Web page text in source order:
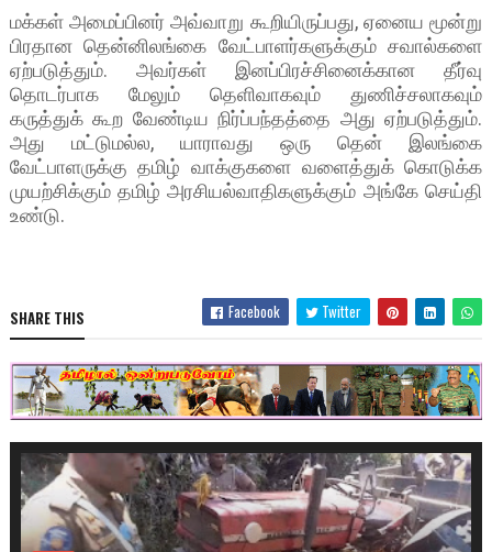
மக்கள் அமைப்பினர் அவ்வாறு கூறியிருப்பது, ஏனைய மூன்று
பிரதான தென்னிலங்கை வேட்பாளர்களுக்கும் சவால்களை
ஏற்படுத்தும். அவர்கள் இனப்பிரச்சினைக்கான தீர்வு
தொடர்பாக மேலும் தெளிவாகவும் துணிச்சலாகவும்
கருத்துக் கூற வேண்டிய நிர்ப்பந்தத்தை அது ஏற்படுத்தும்.
அது மட்டுமல்ல, யாராவது ஒரு தென் இலங்கை
வேட்பாளருக்கு தமிழ் வாக்குகளை வளைத்துக் கொடுக்க
முயற்சிக்கும் தமிழ் அரசியல்வாதிகளுக்கும் அங்கே செய்தி
உண்டு.
SHARE THIS Facebook Twitter